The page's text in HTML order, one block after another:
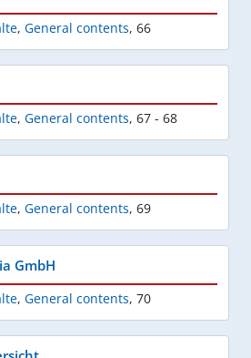
, General contents, 66
, General contents, 67 - 68
, General contents, 69
GmbH
, General contents, 70